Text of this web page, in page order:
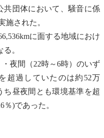
共団体において、騒音に係
施された。
に面する地域におけ
。
夜間（22時～6時）のいず
を超過していたのは約52万
ち昼夜間とも環境基準を超
％)であった。